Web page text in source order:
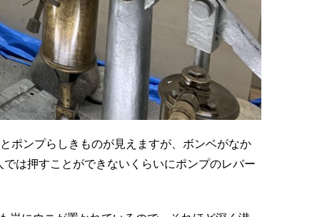
ポンプらしきものが見えますが、ボンベがなか
は押すことができないくらいにポンプのレバー